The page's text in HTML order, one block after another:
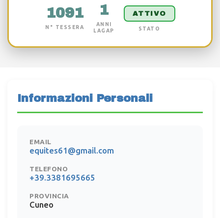
1091
N° TESSERA
1
ANNI
LAGAP
ATTIVO
STATO
Informazioni Personali
EMAIL
equites61@gmail.com
TELEFONO
+39.3381695665
PROVINCIA
Cuneo